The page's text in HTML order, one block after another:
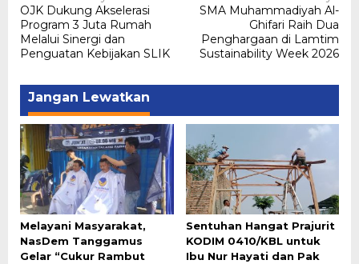
pos
OJK Dukung Akselerasi
Program 3 Juta Rumah
Melalui Sinergi dan
Penguatan Kebijakan SLIK
SMA Muhammadiyah Al-
Ghifari Raih Dua
Penghargaan di Lamtim
Sustainability Week 2026
Jangan Lewatkan
Melayani Masyarakat,
NasDem Tanggamus
Gelar “Cukur Rambut
Sentuhan Hangat Prajurit
KODIM 0410/KBL untuk
Ibu Nur Hayati dan Pak